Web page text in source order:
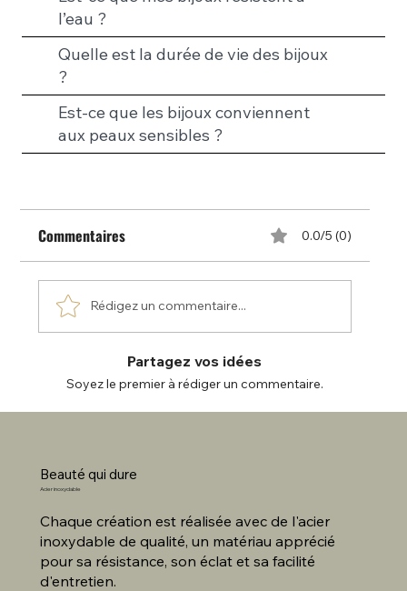
l’eau ?
Quelle est la durée de vie des bijoux
?
Est-ce que les bijoux conviennent
aux peaux sensibles ?
Commentaires 0.0/5 (0)
Rédigez un commentaire...
Partagez vos idées
Soyez le premier à rédiger un commentaire.
Beauté qui dure
Acier inoxydable
Chaque création est réalisée avec de l'acier
inoxydable de qualité, un matériau apprécié
pour sa résistance, son éclat et sa facilité
d'entretien.